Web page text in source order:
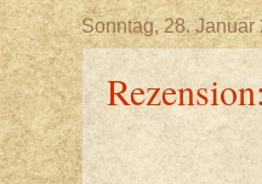
Sonntag, 28. Januar